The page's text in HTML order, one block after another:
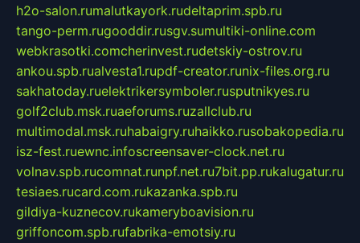
h2o-salon.rumalutkayork.rudeltaprim.spb.ru
tango-perm.rugooddir.rusgv.sumultiki-online.com
webkrasotki.comcherinvest.rudetskiy-ostrov.ru
ankou.spb.rualvesta1.rupdf-creator.runix-files.org.ru
sakhatoday.ruelektrikersymboler.rusputnikyes.ru
golf2club.msk.ruaeforums.ruzallclub.ru
multimodal.msk.ruhabaigry.ruhaikko.rusobakopedia.ru
isz-fest.ruewnc.infoscreensaver-clock.net.ru
volnav.spb.rucomnat.runpf.net.ru7bit.pp.rukalugatur.ru
tesiaes.rucard.com.rukazanka.spb.ru
gildiya-kuznecov.rukameryboavision.ru
griffoncom.spb.rufabrika-emotsiy.ru